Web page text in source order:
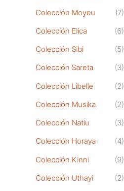
Colección Moyeu
(7)
Colección Elica
(6)
Colección Sibi
(5)
Colección Sareta
(3)
Colección Libelle
(2)
Colección Musika
(2)
Colección Natiu
(3)
Colección Horaya
(4)
Colección Kinni
(9)
Colección Uthayi
(2)